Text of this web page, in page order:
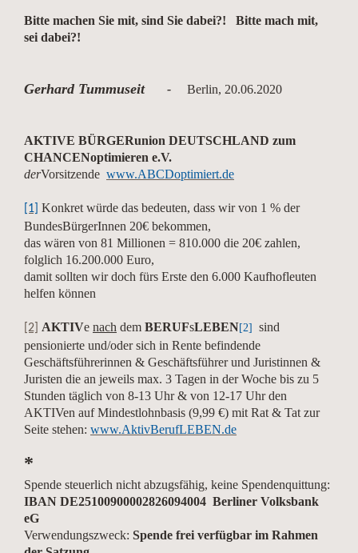
Bitte machen Sie mit, sind Sie dabei?! Bitte mach mit,
sei dabei?!
Gerhard Tummuseit- Berlin, 20.06.2020
AKTIVE BÜRGERunion DEUTSCHLAND zum
CHANCENoptimieren e.V.
derVorsitzende www.ABCDoptimiert.de
[1] Konkret würde das bedeuten, dass wir von 1 % der
BundesBürgerInnen 20€ bekommen,
das wären von 81 Millionen = 810.000 die 20€ zahlen,
folglich 16.200.000 Euro,
damit sollten wir doch fürs Erste den 6.000 Kaufhofleuten
helfen können
[2] AKTIVe nach dem BERUFsLEBEN[2]
sind
pensionierte und/oder sich in Rente befindende
Geschäftsführerinnen & Geschäftsführer und Juristinnen &
Juristen die an jeweils max. 3 Tagen in der Woche bis zu 5
Stunden täglich von 8-13 Uhr & von 12-17 Uhr den
AKTIVen auf Mindestlohnbasis (9,99 €) mit Rat & Tat zur
Seite stehen: www.AktivBerufLEBEN.de
*
Spende steuerlich nicht abzugsfähig, keine Spendenquittung:
IBAN DE25100900002826094004 Berliner Volksbank
eG
Verwendungszweck: Spende frei verfügbar im Rahmen